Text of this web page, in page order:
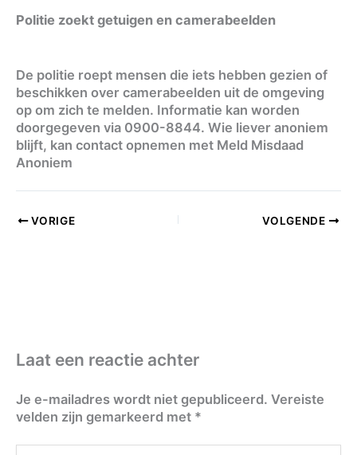
Politie zoekt getuigen en camerabeelden
De politie roept mensen die iets hebben gezien of
beschikken over camerabeelden uit de omgeving
op om zich te melden. Informatie kan worden
doorgegeven via 0900-8844. Wie liever anoniem
blijft, kan contact opnemen met Meld Misdaad
Anoniem
VORIGE VOLGENDE
Laat een reactie achter
Je e-mailadres wordt niet gepubliceerd. Vereiste
velden zijn gemarkeerd met *